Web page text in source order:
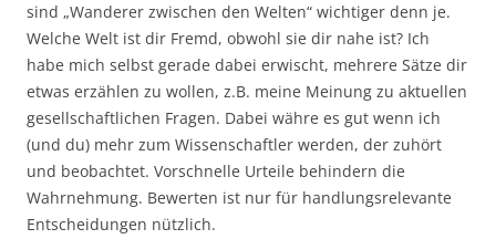
sind „Wanderer zwischen den Welten“ wichtiger denn je.
Welche Welt ist dir Fremd, obwohl sie dir nahe ist? Ich
habe mich selbst gerade dabei erwischt, mehrere Sätze dir
etwas erzählen zu wollen, z.B. meine Meinung zu aktuellen
gesellschaftlichen Fragen. Dabei währe es gut wenn ich
(und du) mehr zum Wissenschaftler werden, der zuhört
und beobachtet. Vorschnelle Urteile behindern die
Wahrnehmung. Bewerten ist nur für handlungsrelevante
Entscheidungen nützlich.